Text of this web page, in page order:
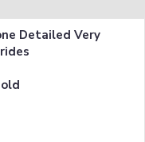
Detailed Very